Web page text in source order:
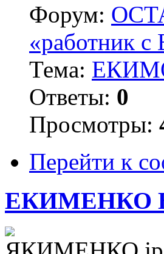
Форум:
«работник с
Тема:
Ответы: 0
Просмотры:
Перейти к
ЕКИМЕНКО